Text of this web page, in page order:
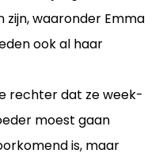
zijn, waaronder Emma
ook al haar
rechter dat ze week-
moest gaan
is, maar